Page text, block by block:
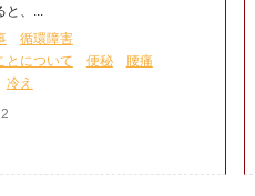
と、...
循環障害
とについて
便秘
腰痛
冷え